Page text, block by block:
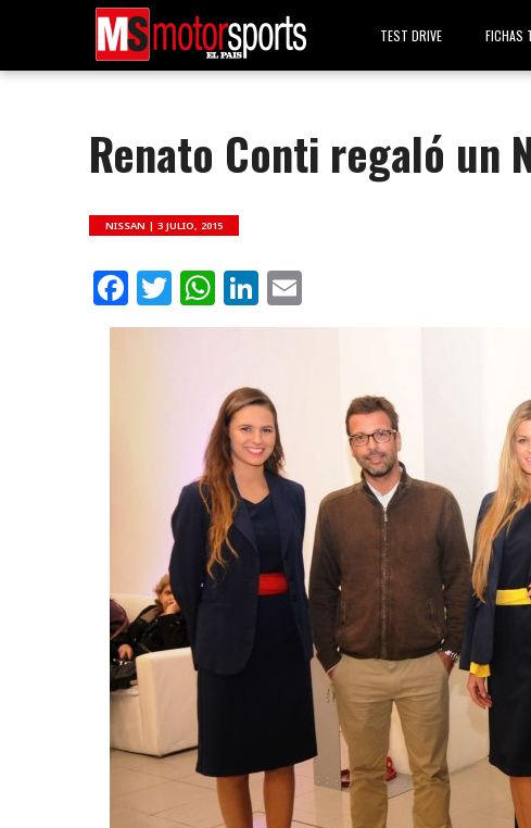
TEST DRIVE FICHAS
Renato Conti regaló un
NISSAN |3 JULIO, 2015
Facebook
Twitter
WhatsApp
LinkedIn